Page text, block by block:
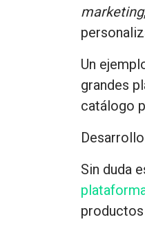
marketing
Un
grandes
catálogo
Sin duda